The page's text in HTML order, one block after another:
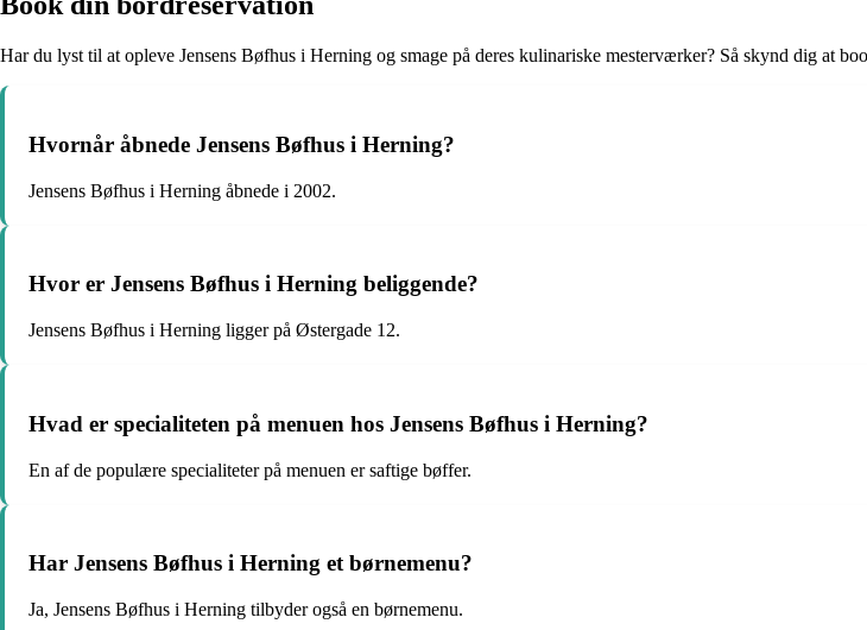
Har du lyst til at opleve Jensens Bøfhus i Herning og smage på deres kulinariske mesterværker? Så skynd dig at
Hvornår åbnede Jensens Bøfhus i Herning?
Jensens Bøfhus i Herning åbnede i 2002.
Hvor er Jensens Bøfhus i Herning beliggende?
Jensens Bøfhus i Herning ligger på Østergade 12.
Hvad er specialiteten på menuen hos Jensens Bøfhus i Herning?
En af de populære specialiteter på menuen er saftige bøffer.
Har Jensens Bøfhus i Herning et børnemenu?
Ja, Jensens Bøfhus i Herning tilbyder også en børnemenu.